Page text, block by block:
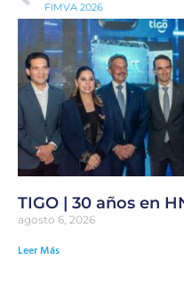
FIMVA 2026
TIGO | 30 años en
agosto 6, 2026
Leer Más